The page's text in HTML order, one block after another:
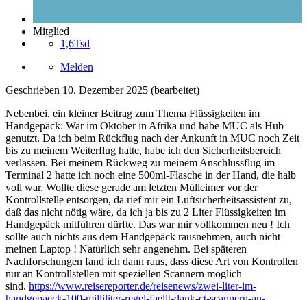
Mitglied
1,6Tsd
Melden
Geschrieben 10. Dezember 2025 (bearbeitet)
Nebenbei, ein kleiner Beitrag zum Thema Flüssigkeiten im
Handgepäck: War im Oktober in Afrika und habe MUC als Hub
genutzt. Da ich beim Rückflug nach der Ankunft in MUC noch Zeit
bis zu meinem Weiterflug hatte, habe ich den Sicherheitsbereich
verlassen. Bei meinem Rückweg zu meinem Anschlussflug im
Terminal 2 hatte ich noch eine 500ml-Flasche in der Hand, die halb
voll war. Wollte diese gerade am letzten Mülleimer vor der
Kontrollstelle entsorgen, da rief mir ein Luftsicherheitsassistent zu,
daß das nicht nötig wäre, da ich ja bis zu 2 Liter Flüssigkeiten im
Handgepäck mitführen dürfte. Das war mir vollkommen neu ! Ich
sollte auch nichts aus dem Handgepäck rausnehmen, auch nicht
meinen Laptop ! Natürlich sehr angenehm. Bei späteren
Nachforschungen fand ich dann raus, dass diese Art von Kontrollen
nur an Kontrollstellen mit speziellen Scannern möglich
sind. https://www.reisereporter.de/reisenews/zwei-liter-im-